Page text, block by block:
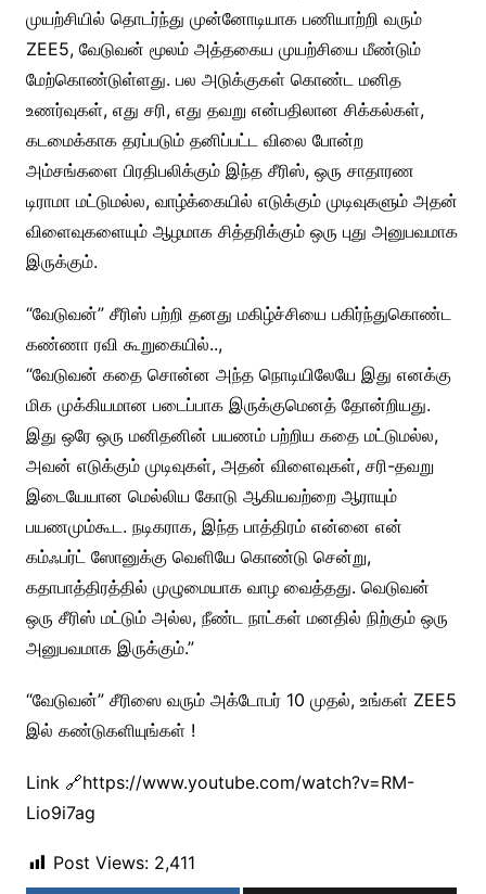
முயற்சியில் தொடர்ந்து முன்னோடியாக பணியாற்றி வரும்
ZEE5, வேடுவன் மூலம் அத்தகைய முயற்சியை மீண்டும்
மேற்கொண்டுள்ளது. பல அடுக்குகள் கொண்ட மனித
உணர்வுகள், எது சரி, எது தவறு என்பதிலான சிக்கல்கள்,
கடமைக்காக தரப்படும் தனிப்பட்ட விலை போன்ற
அம்சங்களை பிரதிபலிக்கும் இந்த சீரிஸ், ஒரு சாதாரண
டிராமா மட்டுமல்ல, வாழ்க்கையில் எடுக்கும் முடிவுகளும் அதன்
விளைவுகளையும் ஆழமாக சித்தரிக்கும் ஒரு புது அனுபவமாக
இருக்கும்.
“வேடுவன்” சீரிஸ் பற்றி தனது மகிழ்ச்சியை பகிர்ந்துகொண்ட
கண்ணா ரவி கூறுகையில்..,
“வேடுவன் கதை சொன்ன அந்த நொடியிலேயே இது எனக்கு
மிக முக்கியமான படைப்பாக இருக்குமெனத் தோன்றியது.
இது ஒரே ஒரு மனிதனின் பயணம் பற்றிய கதை மட்டுமல்ல,
அவன் எடுக்கும் முடிவுகள், அதன் விளைவுகள், சரி-தவறு
இடையேயான மெல்லிய கோடு ஆகியவற்றை ஆராயும்
பயணமும்கூட. நடிகராக, இந்த பாத்திரம் என்னை என்
கம்ஃபர்ட் ஸோனுக்கு வெளியே கொண்டு சென்று,
கதாபாத்திரத்தில் முழுமையாக வாழ வைத்தது. வெடுவன்
ஒரு சீரிஸ் மட்டும் அல்ல, நீண்ட நாட்கள் மனதில் நிற்கும் ஒரு
அனுபவமாக இருக்கும்.”
“வேடுவன்” சீரிஸை வரும் அக்டோபர் 10 முதல், உங்கள் ZEE5
இல் கண்டுகளியுங்கள் !
Link 🔗https://www.youtube.com/watch?v=RM-
Lio9i7ag
Post Views: 2,411